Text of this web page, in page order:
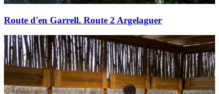
Route d'en Garrell. Route 2 Argelaguer